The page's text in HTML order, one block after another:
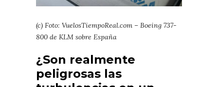
(c) Foto: VuelosTiempoReal.com – Boeing 737-
800 de KLM sobre España
¿Son realmente
peligrosas las